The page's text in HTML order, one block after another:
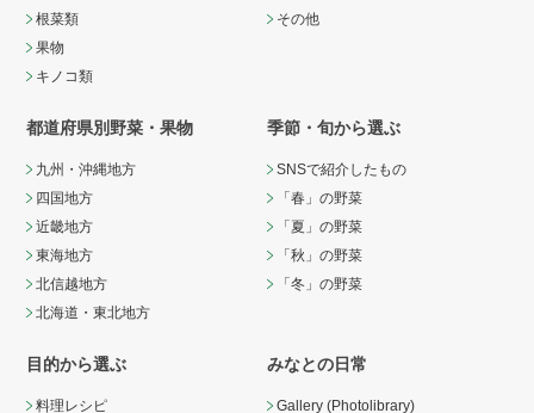
根菜類
果物
キノコ類
その他
都道府県別野菜・果物
九州・沖縄地方
四国地方
近畿地方
東海地方
北信越地方
北海道・東北地方
季節・旬から選ぶ
SNSで紹介したもの
「春」の野菜
「夏」の野菜
「秋」の野菜
「冬」の野菜
目的から選ぶ
料理レシピ
みなとの日常
Gallery (Photolibrary)